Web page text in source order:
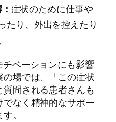
症状のために仕事や
たり、外出を控えたり
ベーションにも影響
場では、「この症状
問される患者さんも
なく精神的なサポー
。